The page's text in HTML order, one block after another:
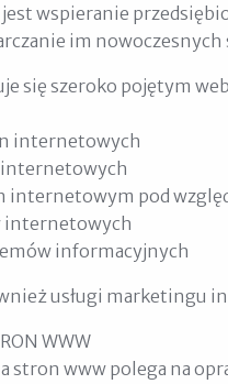
jest wspieranie
im
się szeroko pojętym
internetowych
internetowych
internetowym pod
internetowych
informacyjnych
usługi
WWW
stron www polega na